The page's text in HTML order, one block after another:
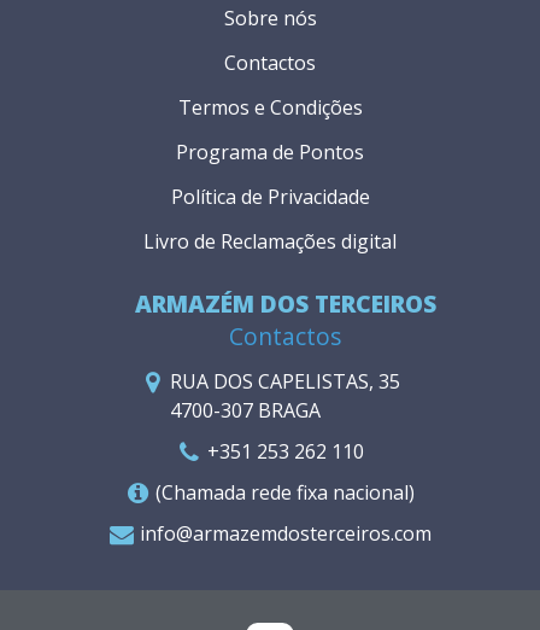
ARMAZÉM DOS TERCEIROS
Contactos
RUA DOS CAPELISTAS, 35
4700-307 BRAGA
+351 253 262 110
(Chamada rede fixa nacional)
info@armazemdosterceiros.com
Sobre nós
Contactos
Termos e Condições
Programa de Pontos
Política de Privacidade
Livro de Reclamações digital